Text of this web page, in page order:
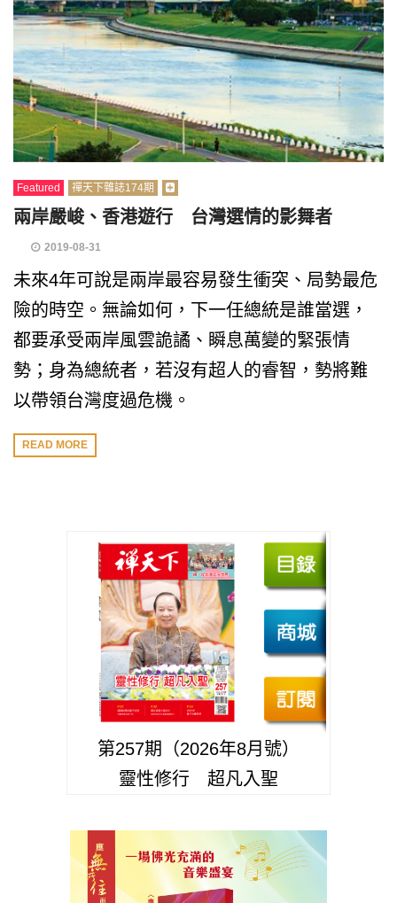
Featured 禪天下雜誌174期
兩岸嚴峻、香港遊行 台灣選情的影舞者
2019-08-31
未來4年可說是兩岸最容易發生衝突、局勢最危
險的時空。無論如何，下一任總統是誰當選，
都要承受兩岸風雲詭譎、瞬息萬變的緊張情
勢；身為總統者，若沒有超人的睿智，勢將難
以帶領台灣度過危機。
READ MORE
第257期（2026年8月號）
靈性修行 超凡入聖